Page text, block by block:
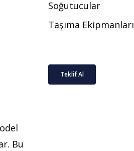
Bu
Soğutucular
Taşıma Ekipmanları
Teklif Al